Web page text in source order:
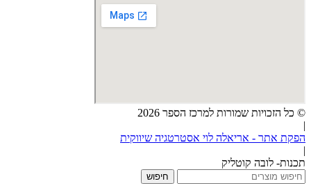
© כל הזכויות שמורות למרכז הספר 2026
|
הפקת אתר - אריאלה לוי אסטרטגיה שיווקית
|
תכנות- לובה קוטליק
חיפוש